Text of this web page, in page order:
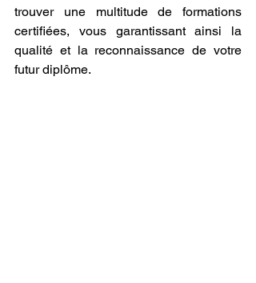
trouver une multitude de formations
certifiées, vous garantissant ainsi la
qualité et la reconnaissance de votre
futur diplôme.